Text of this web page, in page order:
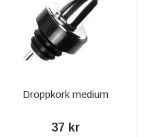
Droppkork medium
37 kr